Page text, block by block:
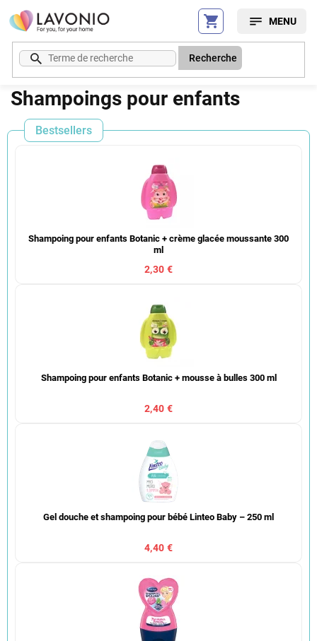
Aller
au
contenu
Recherche
Shampoings pour enfants
Bestsellers
Shampoing pour enfants Botanic + crème glacée moussante 300
ml
2,30 €
Shampoing pour enfants Botanic + mousse à bulles 300 ml
2,40 €
Gel douche et shampoing pour bébé Linteo Baby – 250 ml
4,40 €